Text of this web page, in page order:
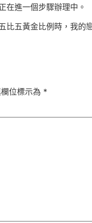
在進一個步驟辦理中。
比五黃金比例時，我的
位標示為 *